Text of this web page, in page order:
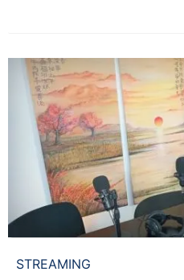
STREAMING